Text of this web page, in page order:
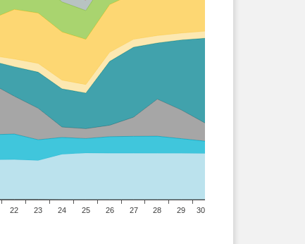
22 23 24 25 26 27 28 29 30